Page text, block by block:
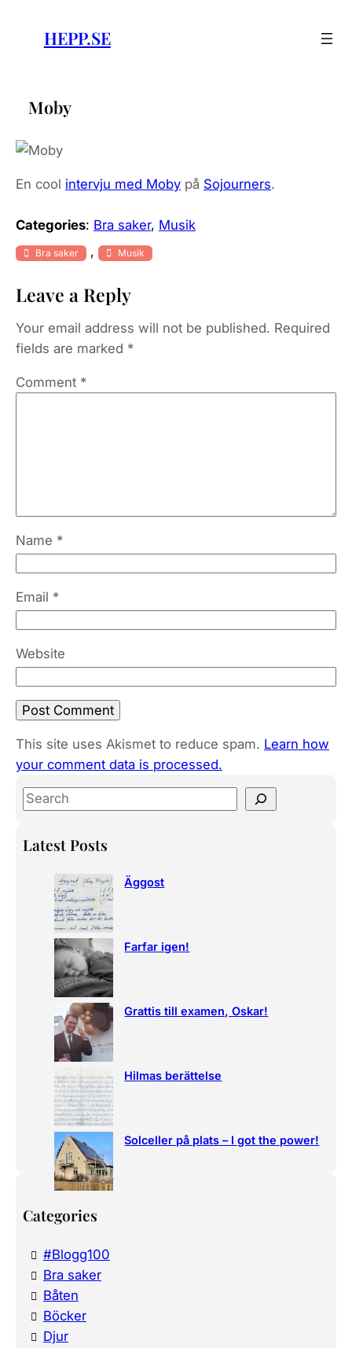
content
HEPP.SE
Moby
En cool intervju med Moby på Sojourners.
Categories: Bra saker, Musik
Bra saker , Musik
Leave a Reply
Your email address will not be published. Required
fields are marked *
Comment *
Name *
Email *
Website
This site uses Akismet to reduce spam. Learn how
your comment data is processed.
S
a
Latest Posts
Äggost
Farfar igen!
Grattis till examen, Oskar!
Hilmas berättelse
Solceller på plats – I got the power!
Categories
#Blogg100
Bra saker
Båten
Böcker
Djur